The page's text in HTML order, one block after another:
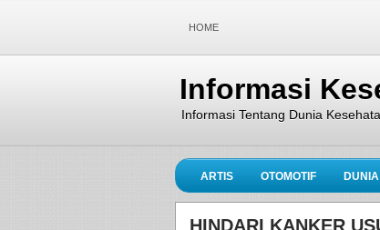
HOME
Informasi
Informasi Tentang Dunia
ARTIS OTOMOTIF
HINDARI KANKER